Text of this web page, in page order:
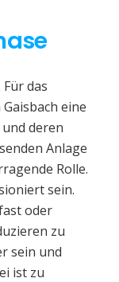
das
eine
deren
Anlage
Rolle.
sein.
oder
zu
sein und
ist zu